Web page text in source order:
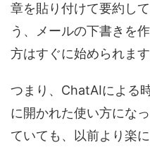
章を貼り付けて要約し
う、メールの下書きを
方はすぐに始められます
つまり、ChatAIによる
に開かれた使い方にな
ていても、以前より楽